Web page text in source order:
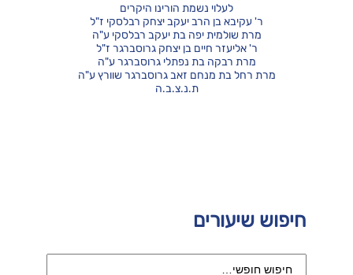
חיפוש שיעורים
לעלוי נשמת הורינו היקרים
ר' עקיבא בן הרב יעקב יצחק רבלסקי ז"ל
מרת שולמית יפה בת יעקב רבלסקי ע"ה
ר' אליעזר חיים בן יצחק גרוסברגר ז"ל
מרת רבקה בת נפתלי גרוסברגר ע"ה
מרת רחל בת מנחם זאב גרוסברגר שוורץ ע"ה
ת.נ.צ.ב.ה